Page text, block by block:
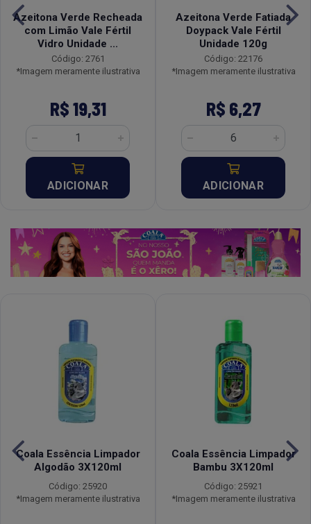
Azeitona Verde Recheada
com Limão Vale Fértil
Vidro Unidade ...
Código: 2761
*Imagem meramente ilustrativa
R$ 19,31
ADICIONAR
Azeitona Verde Fatiada
Doypack Vale Fértil
Unidade 120g
Código: 22176
*Imagem meramente ilustrativa
R$ 6,27
ADICIONAR
Coala Essência Limpador
Algodão 3X120ml
Código: 25920
*Imagem meramente ilustrativa
Coala Essência Limpador
Bambu 3X120ml
Código: 25921
*Imagem meramente ilustrativa